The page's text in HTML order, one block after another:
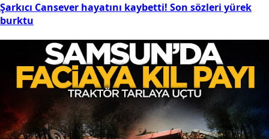
Şarkıcı Cansever hayatını kaybetti! Son sözleri yürek
burktu